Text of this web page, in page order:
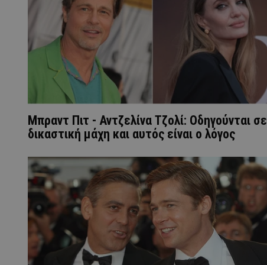
Mπραντ Πιτ - Αντζελίνα Τζολί: Οδηγούνται σε
δικαστική μάχη και αυτός είναι ο λόγος